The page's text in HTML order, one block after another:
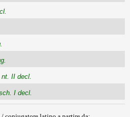
II decl.
I decl.